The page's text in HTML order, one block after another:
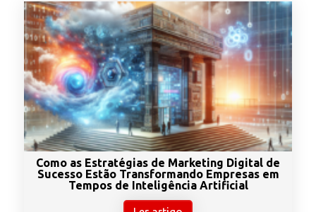
Como as Estratégias de Marketing Digital de
Sucesso Estão Transformando Empresas em
Tempos de Inteligência Artificial